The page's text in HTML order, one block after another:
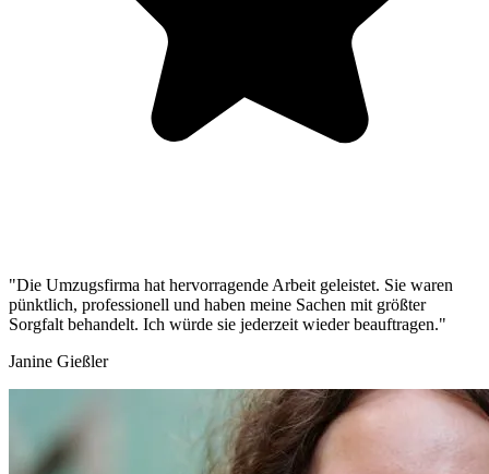
"Die Umzugsfirma hat hervorragende Arbeit geleistet. Sie waren
pünktlich, professionell und haben meine Sachen mit größter
Sorgfalt behandelt. Ich würde sie jederzeit wieder beauftragen."
Janine Gießler